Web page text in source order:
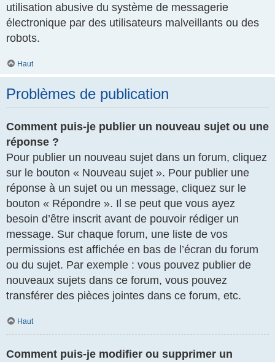
utilisation abusive du système de messagerie
électronique par des utilisateurs malveillants ou des
robots.
Haut
Problèmes de publication
Comment puis-je publier un nouveau sujet ou une
réponse ?
Pour publier un nouveau sujet dans un forum, cliquez
sur le bouton « Nouveau sujet ». Pour publier une
réponse à un sujet ou un message, cliquez sur le
bouton « Répondre ». Il se peut que vous ayez
besoin d’être inscrit avant de pouvoir rédiger un
message. Sur chaque forum, une liste de vos
permissions est affichée en bas de l’écran du forum
ou du sujet. Par exemple : vous pouvez publier de
nouveaux sujets dans ce forum, vous pouvez
transférer des pièces jointes dans ce forum, etc.
Haut
Comment puis-je modifier ou supprimer un